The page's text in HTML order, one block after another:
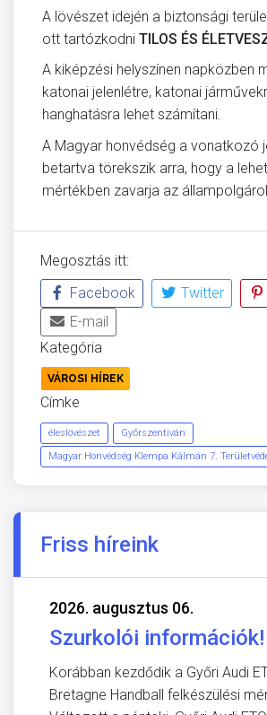
A lövészet idején a biztonsági
ott tartózkodni TILOS ÉS
A kiképzési helyszínen napközben
katonai jelenlétre, katonai
hanghatásra lehet számítani.
A Magyar honvédség a vonatkozó
betartva törekszik arra, hogy a
mértékben zavarja az
Megosztás itt:
Facebook
Twitter
E-mail
Kategória
VÁROSI HÍREK
Címke
éleslövészet
Győrszentiván
Magyar Honvédség Klempa Kálmán 7.
Friss híreink
2026. augusztus 06.
Szurkolói információk!
Korábban kezdődik a Győri Audi
Bretagne Handball felkészülési